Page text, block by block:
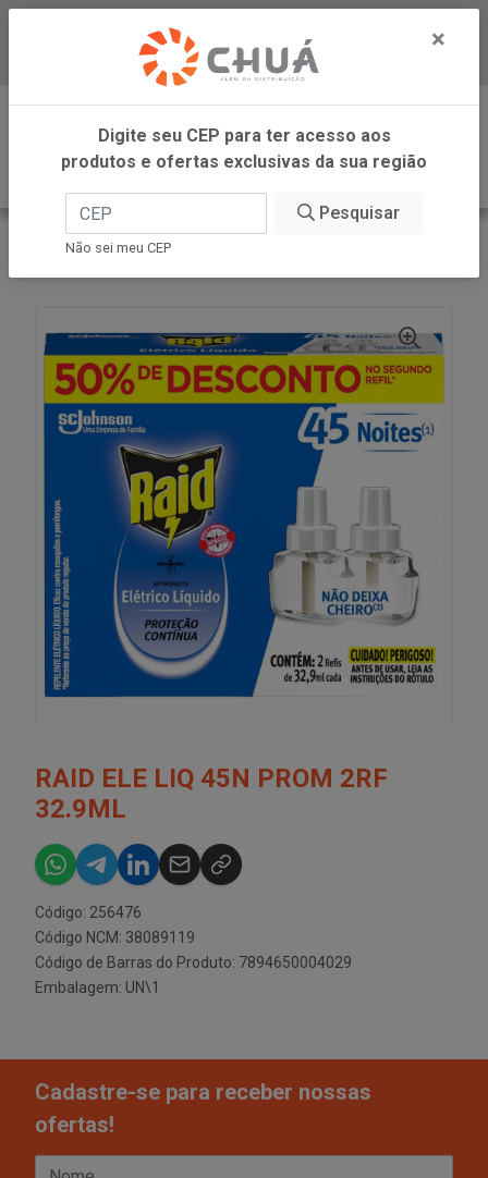
Baixe já nosso APP
0
INÍCIO
SC JOHNSON
RAID ELE LIQ 45N PROM 2RF
32.9ML
Código: 256476
Código NCM: 38089119
Código de Barras do Produto: 7894650004029
Embalagem: UN\1
Cadastre-se para receber nossas
ofertas!
×
Digite seu CEP para ter acesso aos
produtos e ofertas exclusivas da sua região
Pesquisar
Não sei meu CEP